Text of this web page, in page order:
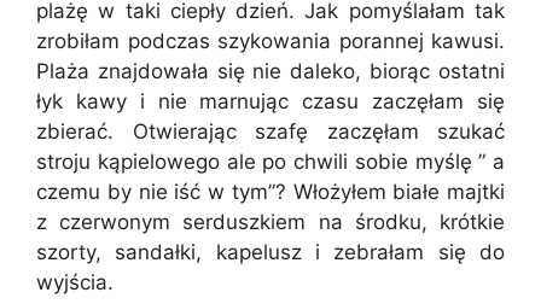
plażę w taki ciepły dzień. Jak pomyślałam tak
zrobiłam podczas szykowania porannej kawusi.
Plaża znajdowała się nie daleko, biorąc ostatni
łyk kawy i nie marnując czasu zaczęłam się
zbierać. Otwierając szafę zaczęłam szukać
stroju kąpielowego ale po chwili sobie myślę ” a
czemu by nie iść w tym”? Włożyłem białe majtki
z czerwonym serduszkiem na środku, krótkie
szorty, sandałki, kapelusz i zebrałam się do
wyjścia.